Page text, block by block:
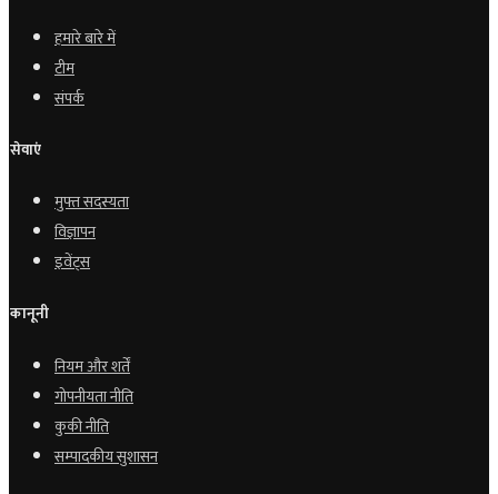
हमारे बारे में
टीम
संपर्क
सेवाएं
मुफ्त सदस्यता
विज्ञापन
इवेंट्स
कानूनी
नियम और शर्तें
गोपनीयता नीति
कुकी नीति
सम्पादकीय सुशासन